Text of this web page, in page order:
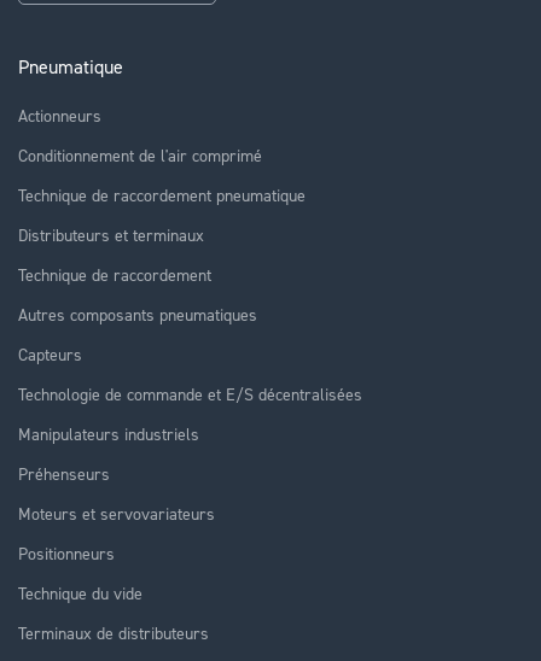
Pneumatique
Actionneurs
Conditionnement de l'air comprimé
Technique de raccordement pneumatique
Distributeurs et terminaux
Technique de raccordement
Autres composants pneumatiques
Capteurs
Technologie de commande et E/S décentralisées
Manipulateurs industriels
Préhenseurs
Moteurs et servovariateurs
Positionneurs
Technique du vide
Terminaux de distributeurs